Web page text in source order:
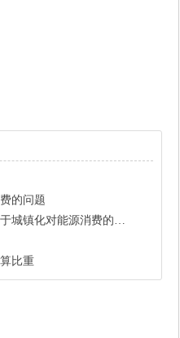
的问题
镇化对能源消费的影响
比重